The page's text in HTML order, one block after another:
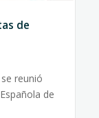
de
reunió
de